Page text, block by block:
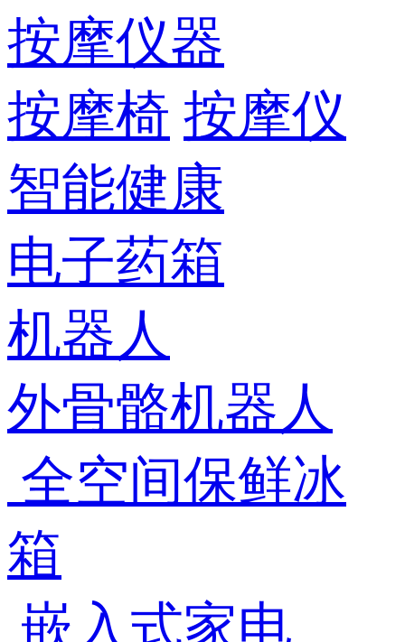
按摩仪器
按摩椅 按摩仪
智能健康
电子药箱
机器人
外骨骼机器人
全空间保鲜冰
箱
嵌入式家电